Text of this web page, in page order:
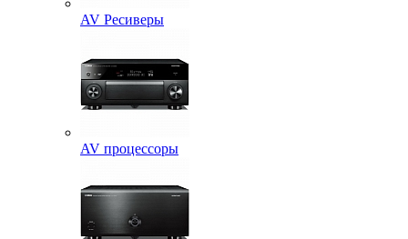
AV Ресиверы
AV процессоры